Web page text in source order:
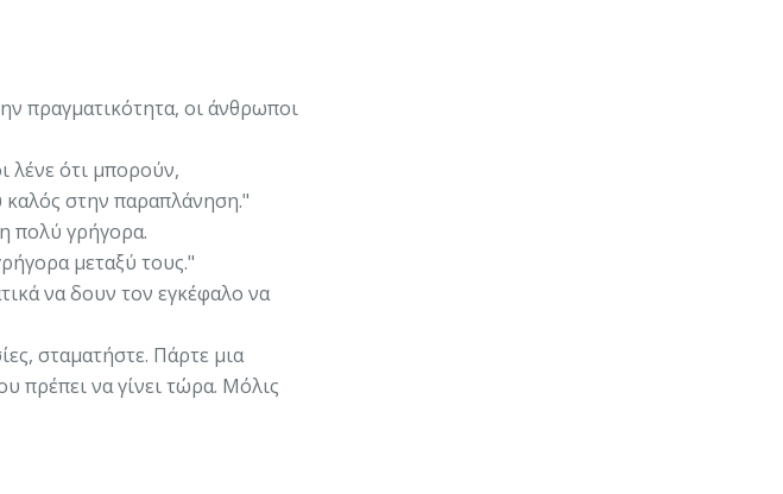
πραγματικότητα, οι άνθρωποι
λένε ότι μπορούν,
στην παραπλάνηση."
πολύ γρήγορα.
μεταξύ τους."
να δουν τον εγκέφαλο να
σταματήστε. Πάρτε μια
πρέπει να γίνει τώρα. Μόλις